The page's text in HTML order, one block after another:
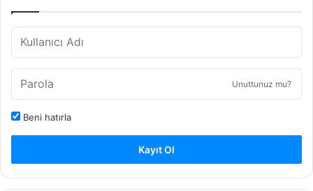
Unuttunuz mu?
Beni hatırla
Kayıt Ol